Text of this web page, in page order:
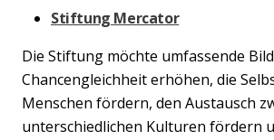
Stiftung Mercator
Die Stiftung möchte umfassende
Chancengleichheit erhöhen, die
Menschen fördern, den Austausch
unterschiedlichen Kulturen fördern